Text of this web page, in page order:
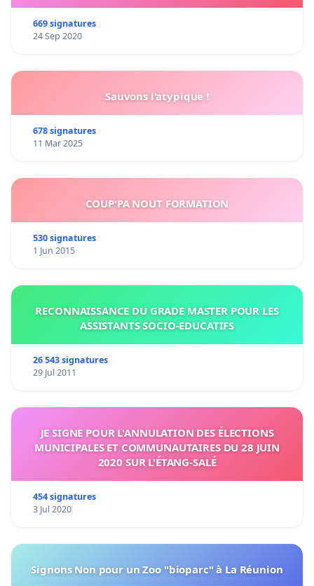
669 signatures
24 Sep 2020
Sauvons l'atypique !
678 signatures
11 Mar 2025
COUP'PA NOUT FORMATION
530 signatures
1 Jun 2015
RECONNAISSANCE DU GRADE MASTER POUR LES
ASSISTANTS SOCIO-EDUCATIFS
26 543 signatures
29 Jul 2011
JE SIGNE POUR L'ANNULATION DES ÉLECTIONS
MUNICIPALES ET COMMUNAUTAIRES DU 28 JUIN
2020 SUR L'ÉTANG-SALÉ
454 signatures
3 Jul 2020
Signons Non pour un Zoo "bioparc" à La Réunion